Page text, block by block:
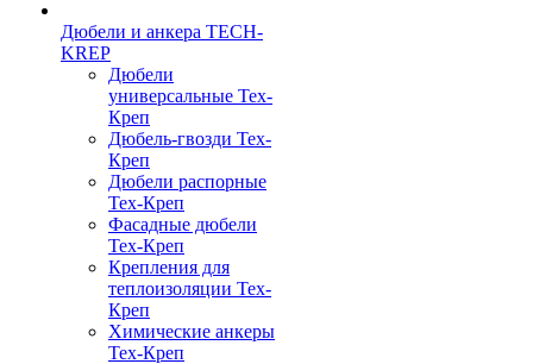
Дюбели и анкера TECH-
KREP
Дюбели
универсальные Тех-
Креп
Дюбель-гвозди Тех-
Креп
Дюбели распорные
Тех-Креп
Фасадные дюбели
Тех-Креп
Крепления для
теплоизоляции Тех-
Креп
Химические анкеры
Тех-Креп